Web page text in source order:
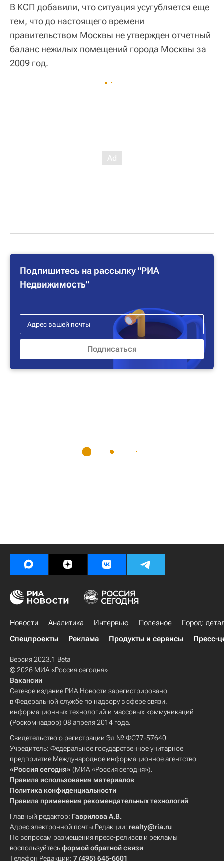
В КСП добавили, что ситуация усугубляется еще
тем, что до настоящего времени
правительством Москвы не утвержден отчетный
баланс нежилых помещений города Москвы за
2009 год.
Подпишитесь на рассылку "РИА
Недвижимость"
Новости Аналитика Интервью Полезное
Город:
Спецпроекты
Реклама Продукты и сервисы Пресс-
Версия 2023.1 Beta
© 2026 МИА «Россия сегодня»
Вакансии
Сетевое издание РИА Новости зарегистрировано
в Федеральной службе по надзору в сфере связи,
информационных технологий и массовых коммуникаций
(Роскомнадзор) 08 апреля 2014 года.
Свидетельство о регистрации Эл № ФС77-57640
Учредитель: Федеральное государственное унитарное
предприятие Международное информационное агентство
«Россия сегодня» (МИА «Россия сегодня»).
Правила использования материалов
Политика конфиденциальности
Правила применения рекомендательных технологий
Главный редактор: Гаврилова А.В.
Адрес электронной почты Редакции: realty@ria.ru
По вопросам размещения пресс-релизов и рекламы
воспользуйтесьформой обратной связи
Телефон Редакции: 7 (495) 645-6601